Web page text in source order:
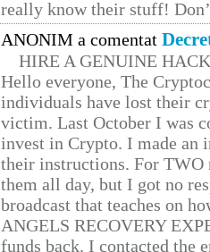
really know their stuff!
ANONIM a comentat
HIRE A GENUINE
Hello everyone, The
individuals have lost their
victim. Last October I was
invest in Crypto. I made
their instructions. For TWO
them all day, but I got no
broadcast that teaches on
ANGELS RECOVERY
funds back. I contacted the